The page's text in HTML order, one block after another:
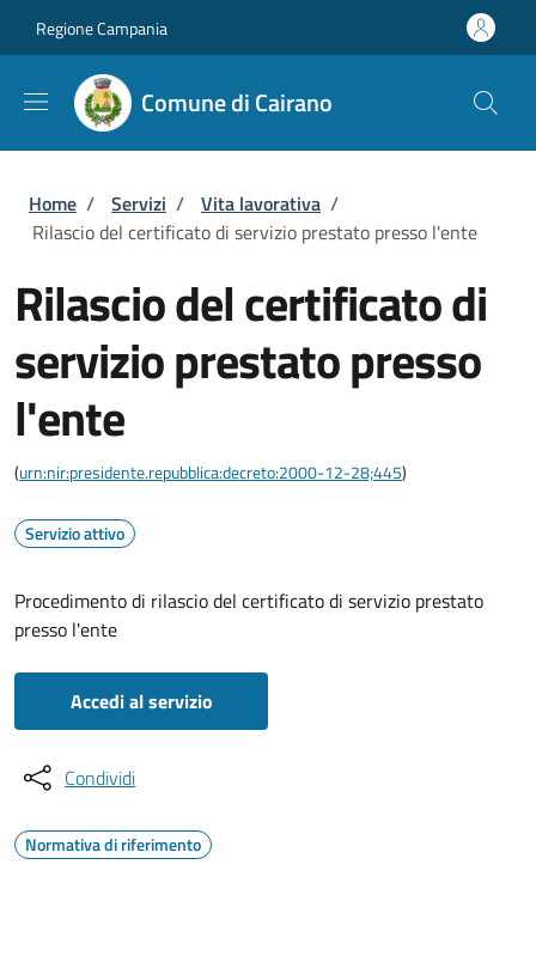
Regione Campania
Comune di Cairano
Briciole di pane
Home / Servizi / Vita lavorativa /
Rilascio del certificato di servizio prestato presso l'ente
Rilascio del certificato di
servizio prestato presso
l'ente
(urn:nir:presidente.repubblica:decreto:2000-12-28;445)
Servizio attivo
Procedimento di rilascio del certificato di servizio prestato
presso l'ente
Accedi al servizio
Condividi
Normativa di riferimento